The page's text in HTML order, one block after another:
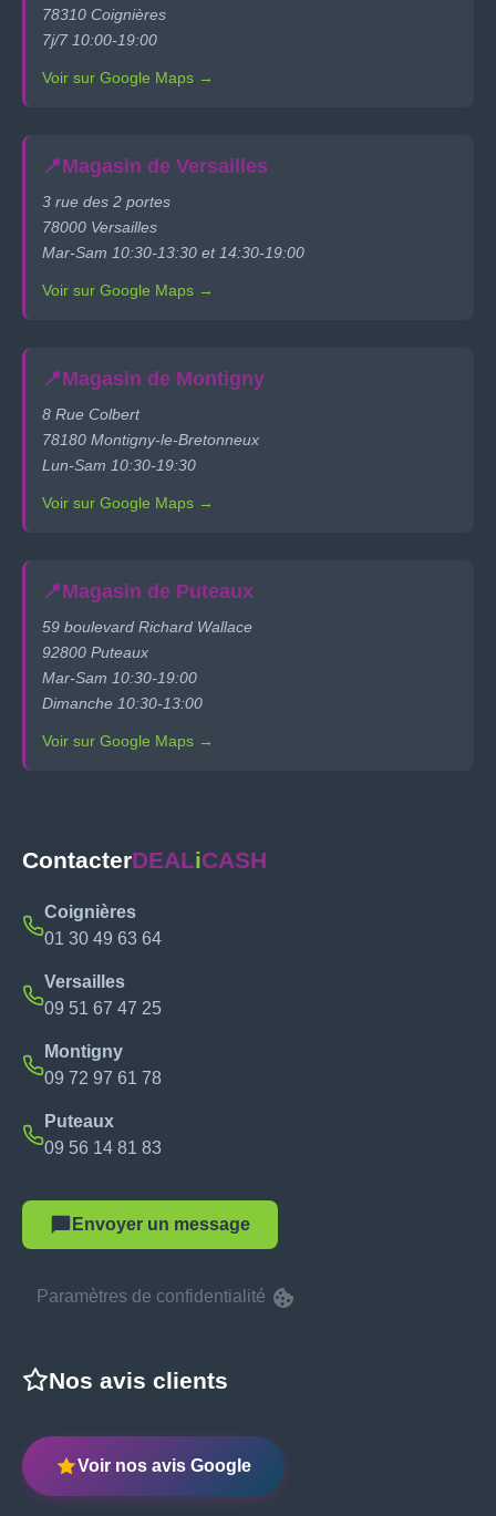
78310 Coignières
7j/7 10:00-19:00
Voir sur Google Maps →
📍Magasin de Versailles
3 rue des 2 portes
78000 Versailles
Mar-Sam 10:30-13:30 et 14:30-19:00
Voir sur Google Maps →
📍Magasin de Montigny
8 Rue Colbert
78180 Montigny-le-Bretonneux
Lun-Sam 10:30-19:30
Voir sur Google Maps →
📍Magasin de Puteaux
59 boulevard Richard Wallace
92800 Puteaux
Mar-Sam 10:30-19:00
Dimanche 10:30-13:00
Voir sur Google Maps →
ContacterDEALiCASH
Coignières
01 30 49 63 64
Versailles
09 51 67 47 25
Montigny
09 72 97 61 78
Puteaux
09 56 14 81 83
Envoyer un message
Paramètres de confidentialité
Nos avis clients
Voir nos avis Google